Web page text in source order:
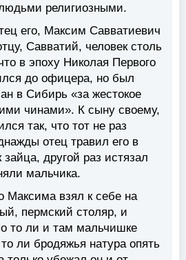
религиозными.
его, Максим Савватиевич
Савватий, человек столь
в эпоху Николая Первого
до офицера, но был
в Сибирь «за жестокое
чинами». К сыну своему,
так, что тот не раз
отец травил его в
другой раз истязал
мальчика.
Максима взял к себе на
пермский столяр, и
то ли и там мальчишке
ли бродяжья натура опять